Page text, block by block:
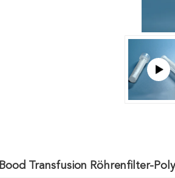
Bood Transfusion Röhrenfilter-